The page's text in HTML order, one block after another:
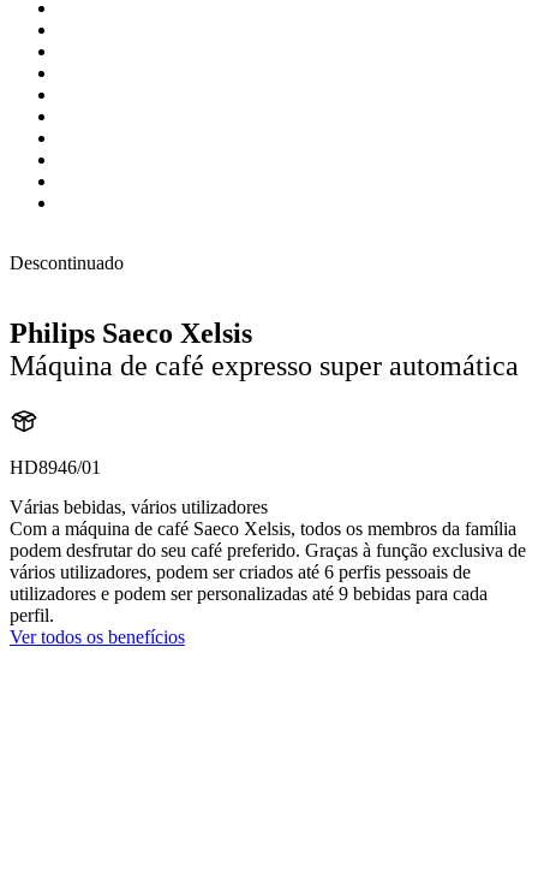
Descontinuado
Philips Saeco Xelsis
Máquina de café expresso super automática
HD8946/01
Várias bebidas, vários utilizadores
Com a máquina de café Saeco Xelsis, todos os membros da família
podem desfrutar do seu café preferido. Graças à função exclusiva de
vários utilizadores, podem ser criados até 6 perfis pessoais de
utilizadores e podem ser personalizadas até 9 bebidas para cada
perfil.
Ver todos os benefícios